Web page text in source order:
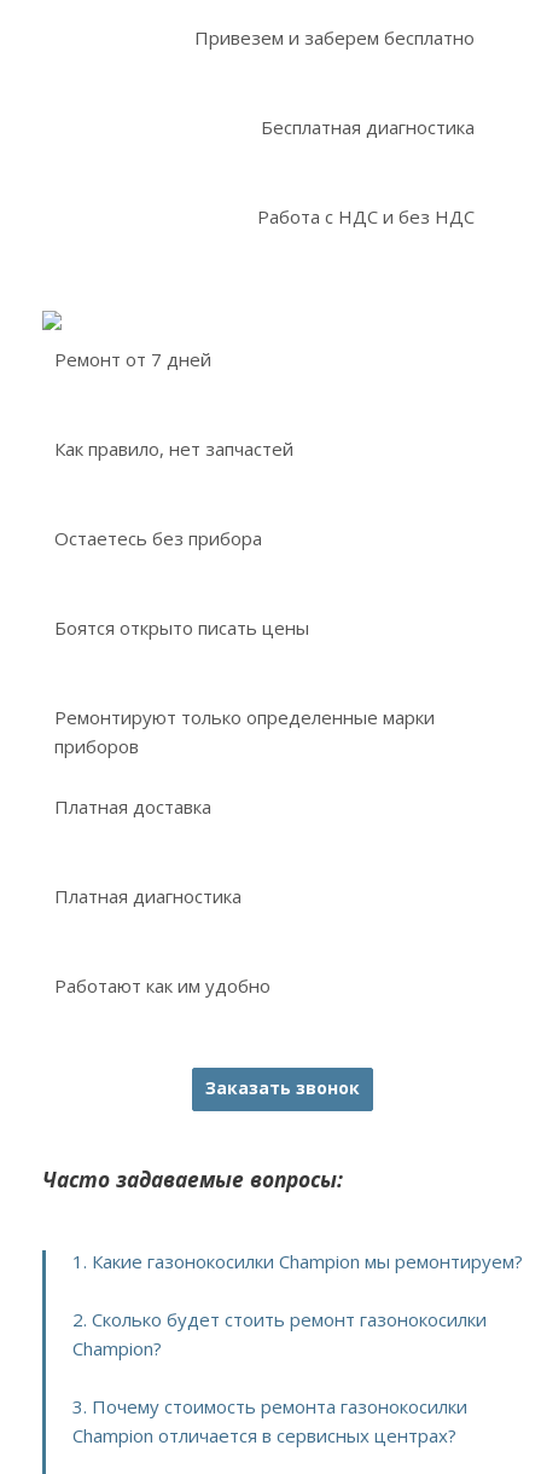
Привезем и заберем бесплатно
Бесплатная диагностика
Работа с НДС и без НДС
Ремонт от 7 дней
Как правило, нет запчастей
Остаетесь без прибора
Боятся открыто писать цены
Ремонтируют только определенные марки
приборов
Платная доставка
Платная диагностика
Работают как им удобно
Заказать звонок
Часто задаваемые вопросы:
1. Какие газонокосилки Champion мы ремонтируем?
2. Сколько будет стоить ремонт газонокосилки
Champion?
3. Почему стоимость ремонта газонокосилки
Champion отличается в сервисных центрах?